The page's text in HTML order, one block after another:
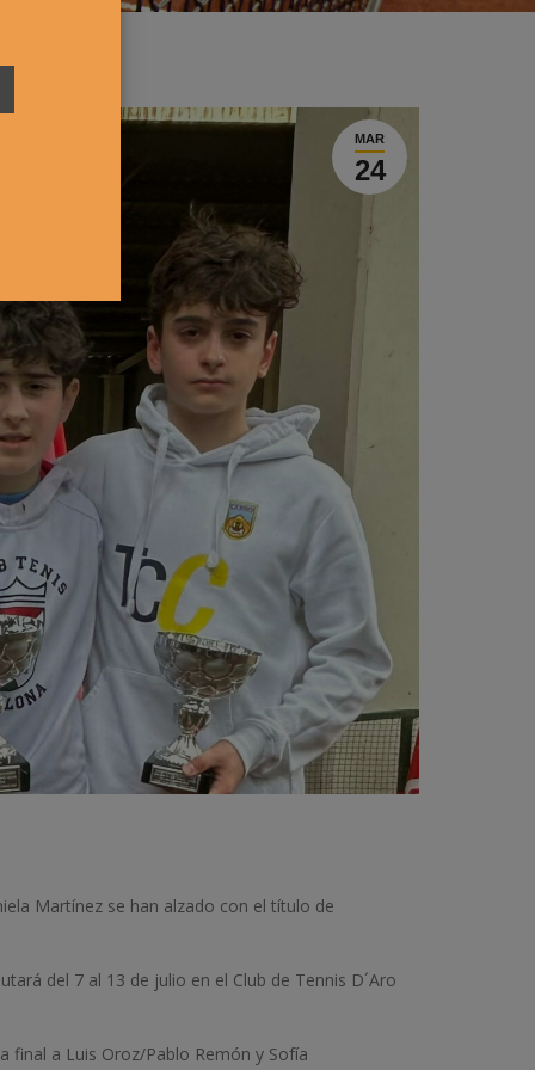
MAR
24
Martínez se han alzado con el título de
del 7 al 13 de julio en el Club de Tennis D´Aro
final a Luis Oroz/Pablo Remón y Sofía